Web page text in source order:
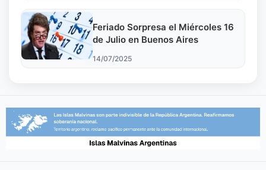
Feriado Sorpresa el Miércoles 16
de Julio en Buenos Aires
14/07/2025